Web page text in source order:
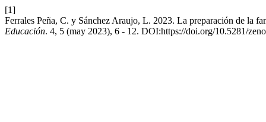
[1]
Ferrales Peña, C. y Sánchez Araujo, L. 2023. La preparación de la
Educación. 4, 5 (may 2023), 6 - 12. DOI:https://doi.org/10.5281/